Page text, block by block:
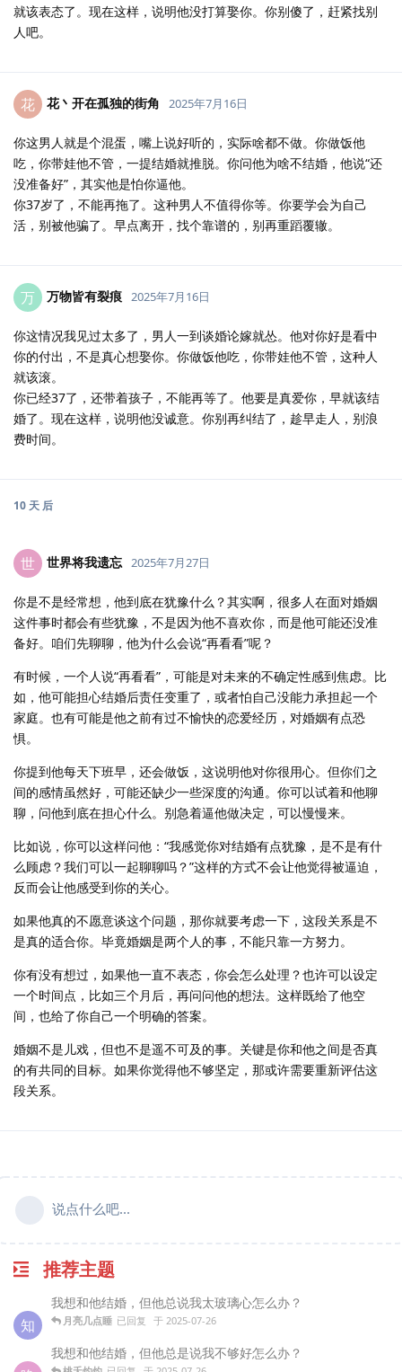
就该表态了。现在这样，说明他没打算娶你。你别傻了，赶紧找别
人吧。
花 花丶开在孤独的街角 2025年7月16日
你这男人就是个混蛋，嘴上说好听的，实际啥都不做。你做饭他
吃，你带娃他不管，一提结婚就推脱。你问他为啥不结婚，他说“还
没准备好”，其实他是怕你逼他。
你37岁了，不能再拖了。这种男人不值得你等。你要学会为自己
活，别被他骗了。早点离开，找个靠谱的，别再重蹈覆辙。
万 万物皆有裂痕 2025年7月16日
你这情况我见过太多了，男人一到谈婚论嫁就怂。他对你好是看中
你的付出，不是真心想娶你。你做饭他吃，你带娃他不管，这种人
就该滚。
你已经37了，还带着孩子，不能再等了。他要是真爱你，早就该结
婚了。现在这样，说明他没诚意。你别再纠结了，趁早走人，别浪
费时间。
10 天 后
世 世界将我遗忘 2025年7月27日
你是不是经常想，他到底在犹豫什么？其实啊，很多人在面对婚姻
这件事时都会有些犹豫，不是因为他不喜欢你，而是他可能还没准
备好。咱们先聊聊，他为什么会说“再看看”呢？
有时候，一个人说“再看看”，可能是对未来的不确定性感到焦虑。比
如，他可能担心结婚后责任变重了，或者怕自己没能力承担起一个
家庭。也有可能是他之前有过不愉快的恋爱经历，对婚姻有点恐
惧。
你提到他每天下班早，还会做饭，这说明他对你很用心。但你们之
间的感情虽然好，可能还缺少一些深度的沟通。你可以试着和他聊
聊，问他到底在担心什么。别急着逼他做决定，可以慢慢来。
比如说，你可以这样问他：“我感觉你对结婚有点犹豫，是不是有什
么顾虑？我们可以一起聊聊吗？”这样的方式不会让他觉得被逼迫，
反而会让他感受到你的关心。
如果他真的不愿意谈这个问题，那你就要考虑一下，这段关系是不
是真的适合你。毕竟婚姻是两个人的事，不能只靠一方努力。
你有没有想过，如果他一直不表态，你会怎么处理？也许可以设定
一个时间点，比如三个月后，再问问他的想法。这样既给了他空
间，也给了你自己一个明确的答案。
婚姻不是儿戏，但也不是遥不可及的事。关键是你和他之间是否真
的有共同的目标。如果你觉得他不够坚定，那或许需要重新评估这
段关系。
说点什么吧...
推荐主题
知
我想和他结婚，但他总说我太玻璃心怎么办？
月亮几点睡 已回复 于 2025-07-26
我想和他结婚，但他总是说我不够好怎么办？